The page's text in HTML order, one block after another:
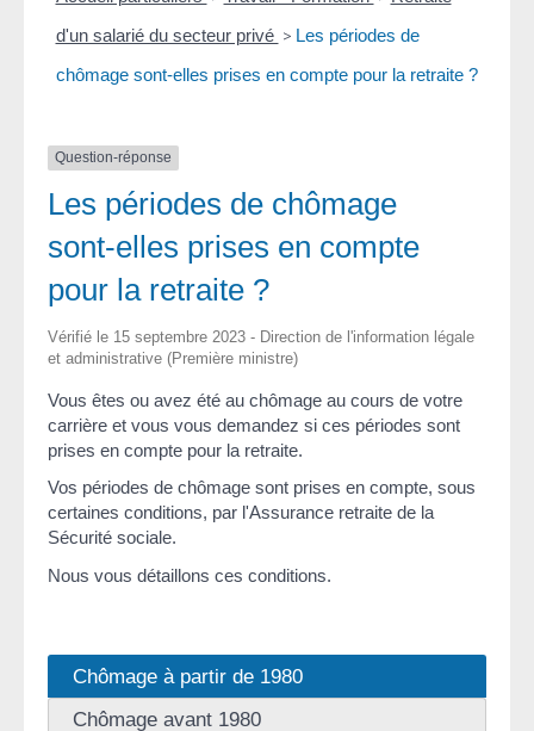
d'un salarié du secteur privé > Les périodes de
chômage sont-elles prises en compte pour la retraite ?
Question-réponse
Les périodes de chômage
sont-elles prises en compte
pour la retraite ?
Vérifié le 15 septembre 2023 - Direction de l'information légale
et administrative (Première ministre)
Vous êtes ou avez été au chômage au cours de votre
carrière et vous vous demandez si ces périodes sont
prises en compte pour la retraite.
Vos périodes de chômage sont prises en compte, sous
certaines conditions, par l'Assurance retraite de la
Sécurité sociale.
Nous vous détaillons ces conditions.
Chômage à partir de 1980
Chômage avant 1980